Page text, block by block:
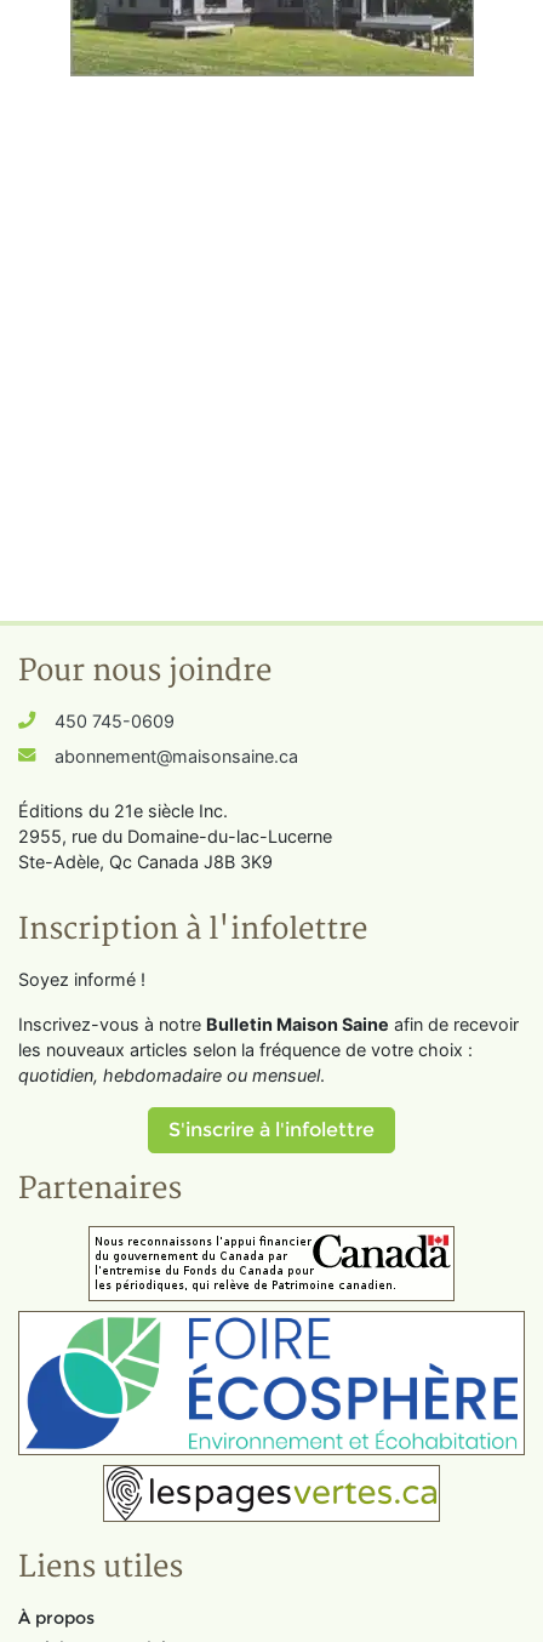
Pour nous joindre
450 745-0609
abonnement@maisonsaine.ca
Éditions du 21e siècle Inc.
2955, rue du Domaine-du-lac-Lucerne
Ste-Adèle, Qc Canada J8B 3K9
Inscription à l'infolettre
Soyez informé !
Inscrivez-vous à notre Bulletin Maison Saine afin de recevoir
les nouveaux articles selon la fréquence de votre choix :
quotidien, hebdomadaire ou mensuel.
S'inscrire à l'infolettre
Partenaires
Liens utiles
À propos